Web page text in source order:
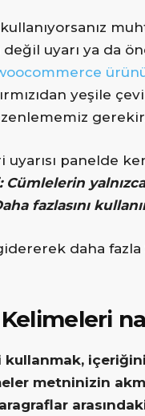
kullanıyorsanız
değil uyarı ya da
yeşile
uyarısı panelde
Cümlelerin
fazlasını
daha fazla
kullanmak,
metninizin